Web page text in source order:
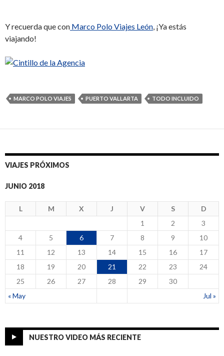
Y recuerda que con Marco Polo Viajes León, ¡Ya estás
viajando!
MARCO POLO VIAJES PUERTO VALLARTA TODO INCLUIDO
VIAJES PRÓXIMOS
JUNIO 2018
L M X J V S D
« May Jul »
1 2
3
4
5 6 7 8 9
10
11
12 13 14 15 16
17
18
19 20 21 22 23
24
25
26 27 28 29 30
NUESTRO VIDEO MÁS RECIENTE